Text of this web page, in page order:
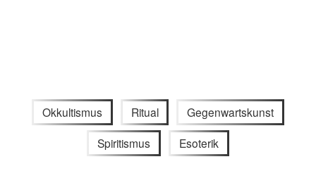
Okkultismus Ritual Gegenwartskunst
Spiritismus Esoterik